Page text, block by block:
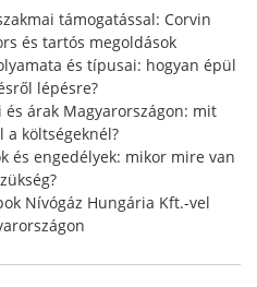
r
:
támogatással: Corvin
és tartós megoldások
és típusai: hogyan épül
lépésre?
árak Magyarországon: mit
a költségeknél?
és engedélyek: mikor mire van
Nívógáz Hungária Kft.-vel